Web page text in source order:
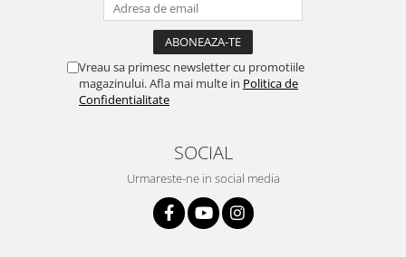
Vreau sa primesc newsletter cu promotiile
magazinului. Afla mai multe in Politica de
Confidentialitate
SOCIAL
Urmareste-ne in social media